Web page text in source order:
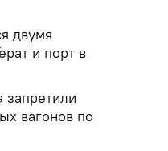
двумя
и порт в
запретили
вагонов по